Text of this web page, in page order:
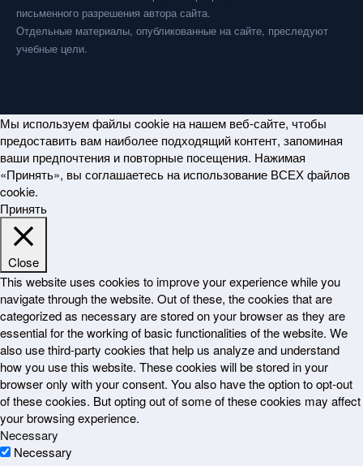
письменного разрешения автора сайта.
Отдельные материалы, опубликованные на сайте, преследуют
учебные цели.
Мы используем файлы cookie на нашем веб-сайте, чтобы
предоставить вам наиболее подходящий контент, запоминая
ваши предпочтения и повторные посещения. Нажимая
«Принять», вы соглашаетесь на использование ВСЕХ файлов
cookie.
Принять
Close
This website uses cookies to improve your experience while you
navigate through the website. Out of these, the cookies that are
categorized as necessary are stored on your browser as they are
essential for the working of basic functionalities of the website. We
also use third-party cookies that help us analyze and understand
how you use this website. These cookies will be stored in your
browser only with your consent. You also have the option to opt-out
of these cookies. But opting out of some of these cookies may affect
your browsing experience.
Necessary
Necessary